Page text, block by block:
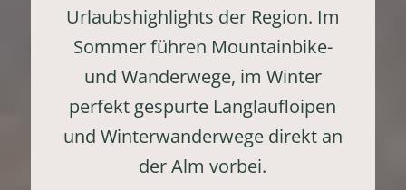
Urlaubshighlights der Region. Im
Sommer führen Mountainbike-
und Wanderwege, im Winter
perfekt gespurte Langlaufloipen
und Winterwanderwege direkt an
der Alm vorbei.